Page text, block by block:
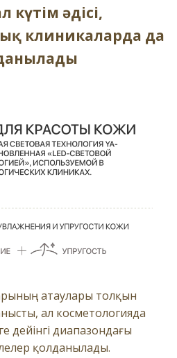
күтім әдісі,
клиникаларда да
атаулары толқын
ал косметологияда
дейінгі диапазондағы
қолданылады.